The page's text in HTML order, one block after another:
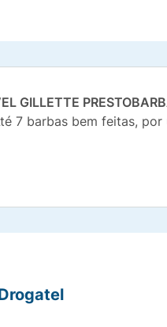
GILLETTE
7 barbas bem feitas,